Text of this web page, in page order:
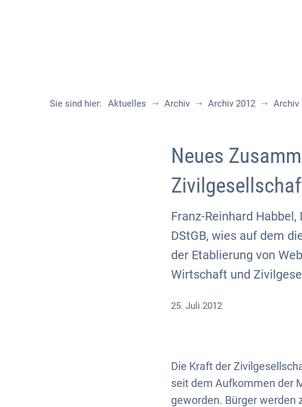
Sie sind hier: Aktuelles Archiv Archiv 2012 Archiv
Neues
Franz-Reinhard
DStGB, wies auf dem
der Etablierung von
Wirtschaft und
25. Juli 2012
Die Kraft der
seit dem Aufkommen der
geworden. Bürger werden